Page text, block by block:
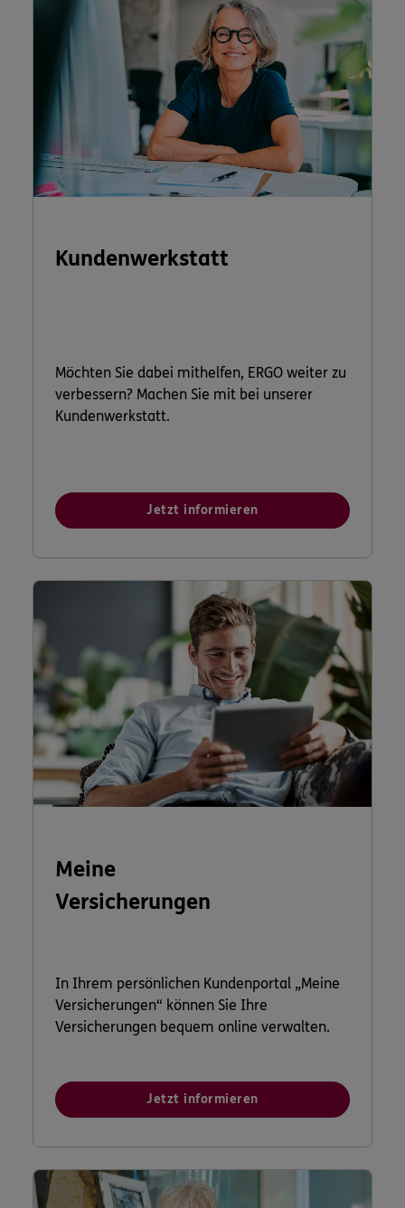
Kundenwerkstatt
Möchten Sie dabei mithelfen, ERGO weiter zu
verbessern? Machen Sie mit bei unserer
Kundenwerkstatt.
Jetzt informieren
Meine
Versicherungen
In Ihrem persönlichen Kundenportal „Meine
Versicherungen“ können Sie Ihre
Versicherungen bequem online verwalten.
Jetzt informieren